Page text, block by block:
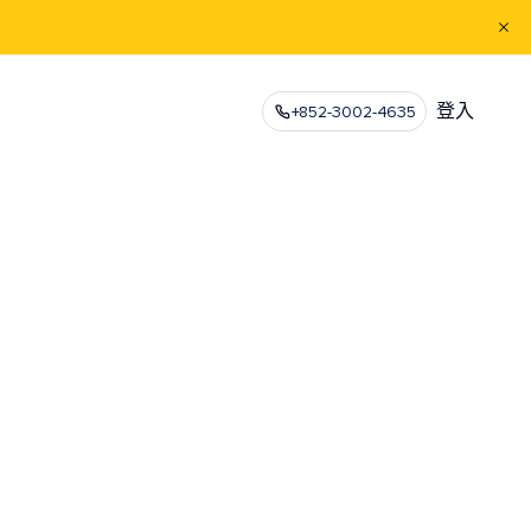
+852-3002-4635 登入